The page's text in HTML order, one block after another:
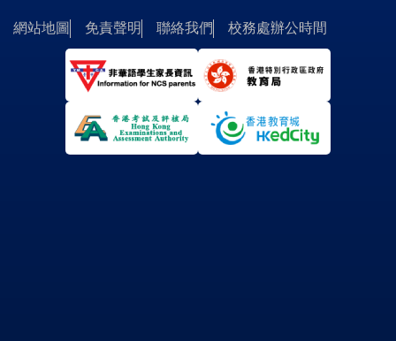
網站地圖 免責聲明 聯絡我們 校務處辦公時間